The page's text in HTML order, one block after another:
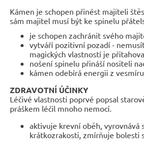
Kámen je schopen přinést majiteli
sám majitel musí být ke spinelu
je schopen zachránit svého
vytváří pozitivní pozadí -
magických vlastností je
nošení spinelu přináší nositeli
kámen odebírá energii z
ZDRAVOTNÍ ÚČINKY
Léčivé vlastnosti poprvé popsal
práškem léčil mnoho nemocí.
aktivuje krevní oběh, vyrovnává
krátkozrakosti, zmírňuje bolesti